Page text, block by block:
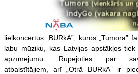
lielkoncertus „BURkA”, kuros „Tumora”
labu mūziku, kas Latvijas apstākļos
apzīmējumu. Rūpējoties par
atbalstītājiem, arī „Otrā BURkA” ir